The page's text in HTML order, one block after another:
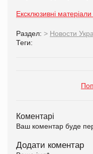
Ексклюзивні
Раздел: > Новости
Теги:
Коментарі
Ваш коментар буде
Додати коментар